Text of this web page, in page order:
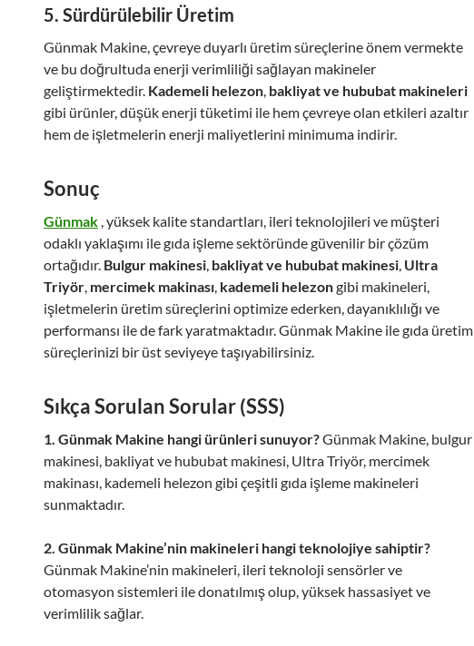
5. Sürdürülebilir Üretim
Günmak Makine, çevreye duyarlı üretim süreçlerine önem vermekte
ve bu doğrultuda enerji verimliliği sağlayan makineler
geliştirmektedir. Kademeli helezon, bakliyat ve hububat makineleri
gibi ürünler, düşük enerji tüketimi ile hem çevreye olan etkileri azaltır
hem de işletmelerin enerji maliyetlerini minimuma indirir.
Sonuç
Günmak , yüksek kalite standartları, ileri teknolojileri ve müşteri
odaklı yaklaşımı ile gıda işleme sektöründe güvenilir bir çözüm
ortağıdır. Bulgur makinesi, bakliyat ve hububat makinesi, Ultra
Triyör, mercimek makinası, kademeli helezongibi makineleri,
işletmelerin üretim süreçlerini optimize ederken, dayanıklılığı ve
performansı ile de fark yaratmaktadır. Günmak Makine ile gıda üretim
süreçlerinizi bir üst seviyeye taşıyabilirsiniz.
Sıkça Sorulan Sorular (SSS)
1. Günmak Makine hangi ürünleri sunuyor?Günmak Makine, bulgur
makinesi, bakliyat ve hububat makinesi, Ultra Triyör, mercimek
makinası, kademeli helezon gibi çeşitli gıda işleme makineleri
sunmaktadır.
2. Günmak Makine’nin makineleri hangi teknolojiye sahiptir?
Günmak Makine’nin makineleri, ileri teknoloji sensörler ve
otomasyon sistemleri ile donatılmış olup, yüksek hassasiyet ve
verimlilik sağlar.